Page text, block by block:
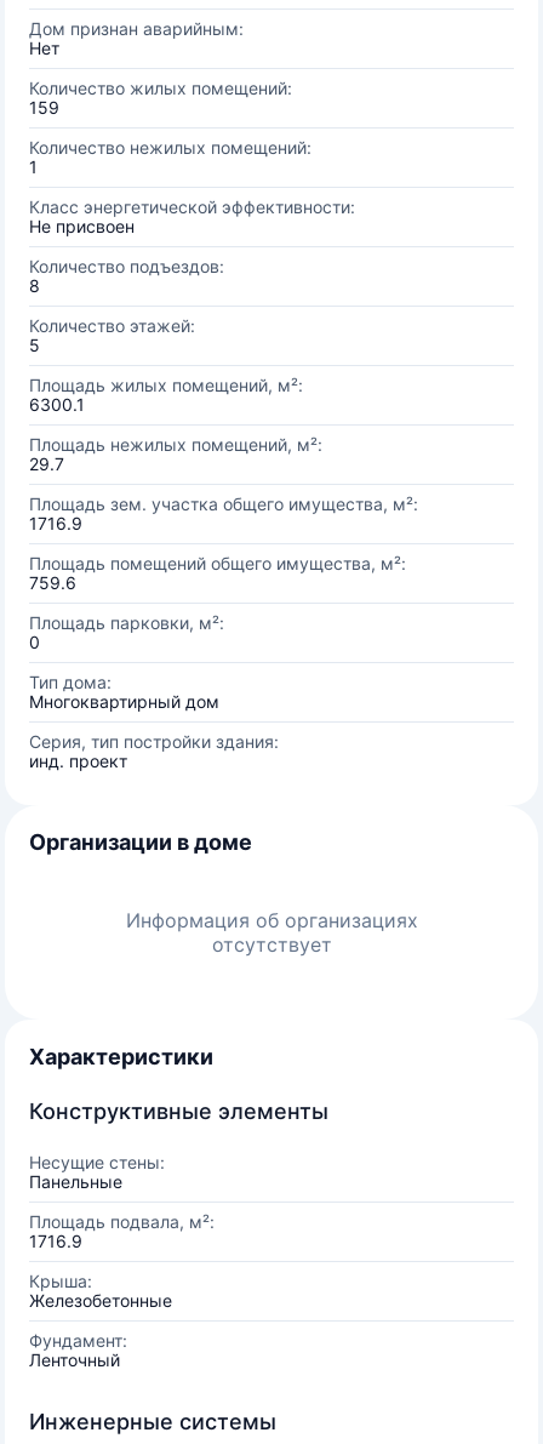
Дом признан аварийным:
Нет
Количество жилых помещений:
159
Количество нежилых помещений:
1
Класс энергетической эффективности:
Не присвоен
Количество подъездов:
8
Количество этажей:
5
Площадь жилых помещений, м²:
6300.1
Площадь нежилых помещений, м²:
29.7
Площадь зем. участка общего имущества, м²:
1716.9
Площадь помещений общего имущества, м²:
759.6
Площадь парковки, м²:
0
Тип дома:
Многоквартирный дом
Серия, тип постройки здания:
инд. проект
Организации в доме
Информация об организациях
отсутствует
Характеристики
Конструктивные элементы
Несущие стены:
Панельные
Площадь подвала, м²:
1716.9
Крыша:
Железобетонные
Фундамент:
Ленточный
Инженерные системы